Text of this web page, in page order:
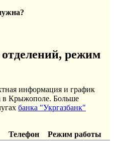
режим
информация и график
в Крыжополе. Больше
банка "Укргазбанк"
Телефон Режим работы